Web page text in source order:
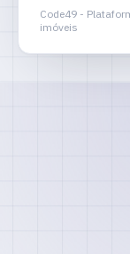
Code49 -
imóveis